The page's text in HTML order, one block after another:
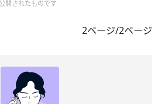
開されたものです
2ページ/2ページ